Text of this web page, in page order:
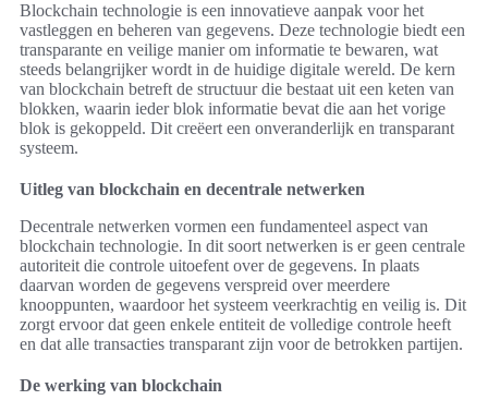
Blockchain technologie is een innovatieve aanpak voor het
vastleggen en beheren van gegevens. Deze technologie biedt een
transparante en veilige manier om informatie te bewaren, wat
steeds belangrijker wordt in de huidige digitale wereld. De kern
van blockchain betreft de structuur die bestaat uit een keten van
blokken, waarin ieder blok informatie bevat die aan het vorige
blok is gekoppeld. Dit creëert een onveranderlijk en transparant
systeem.
Uitleg van blockchain en decentrale netwerken
Decentrale netwerken vormen een fundamenteel aspect van
blockchain technologie. In dit soort netwerken is er geen centrale
autoriteit die controle uitoefent over de gegevens. In plaats
daarvan worden de gegevens verspreid over meerdere
knooppunten, waardoor het systeem veerkrachtig en veilig is. Dit
zorgt ervoor dat geen enkele entiteit de volledige controle heeft
en dat alle transacties transparant zijn voor de betrokken partijen.
De werking van blockchain